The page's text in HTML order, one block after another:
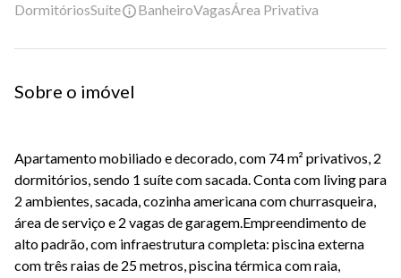
DormitóriosSuíte BanheiroVagasÁrea Privativa
Sobre o imóvel
Apartamento mobiliado e decorado, com 74 m² privativos, 2
dormitórios, sendo 1 suíte com sacada. Conta com living para
2 ambientes, sacada, cozinha americana com churrasqueira,
área de serviço e 2 vagas de garagem.Empreendimento de
alto padrão, com infraestrutura completa: piscina externa
com três raias de 25 metros, piscina térmica com raia,